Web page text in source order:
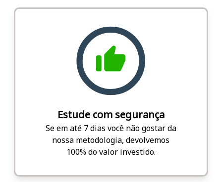
Estude com segurança
Se em até 7 dias você não gostar da
nossa metodologia, devolvemos
100% do valor investido.